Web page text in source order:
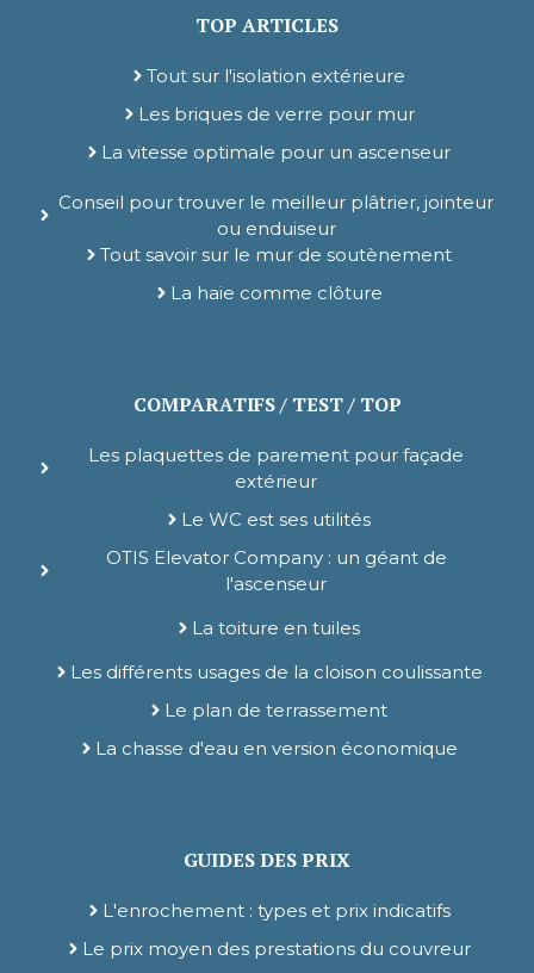
TOP ARTICLES
Tout sur l'isolation extérieure
Les briques de verre pour mur
La vitesse optimale pour un ascenseur
Conseil pour trouver le meilleur plâtrier, jointeur
ou enduiseur
Tout savoir sur le mur de soutènement
La haie comme clôture
COMPARATIFS / TEST / TOP
Les plaquettes de parement pour façade
extérieur
Le WC est ses utilités
OTIS Elevator Company : un géant de
l'ascenseur
La toiture en tuiles
Les différents usages de la cloison coulissante
Le plan de terrassement
La chasse d'eau en version économique
GUIDES DES PRIX
L'enrochement : types et prix indicatifs
Le prix moyen des prestations du couvreur